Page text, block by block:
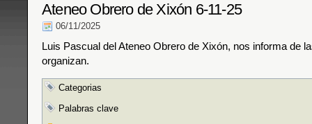
Ateneo Obrero de Xixón 6-11-25
06/11/2025
Luis Pascual del Ateneo Obrero de Xixón, nos informa de
organizan.
Categorias
Palabras clave